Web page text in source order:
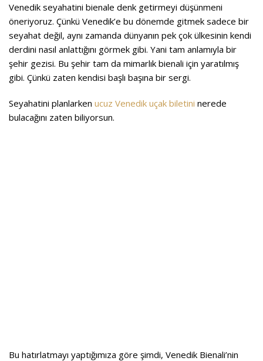
Venedik seyahatini bienale denk getirmeyi düşünmeni
öneriyoruz. Çünkü Venedik’e bu dönemde gitmek sadece bir
seyahat değil, aynı zamanda dünyanın pek çok ülkesinin kendi
derdini nasıl anlattığını görmek gibi. Yani tam anlamıyla bir
şehir gezisi. Bu şehir tam da mimarlık bienali için yaratılmış
gibi. Çünkü zaten kendisi başlı başına bir sergi.
Seyahatini planlarken ucuz Venedik uçak biletini nerede
bulacağını zaten biliyorsun.
Bu hatırlatmayı yaptığımıza göre şimdi, Venedik Bienali’nin